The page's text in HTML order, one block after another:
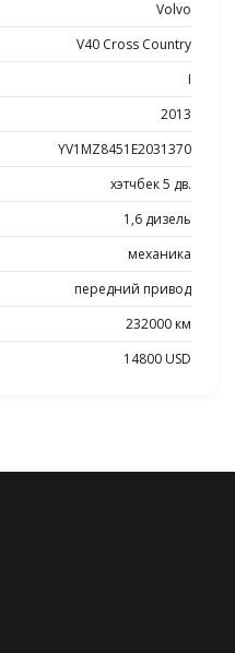
Volvo
V40 Cross Country
I
2013
YV1MZ8451E2031370
хэтчбек 5 дв.
1,6 дизель
механика
передний привод
232000 км
14800 USD